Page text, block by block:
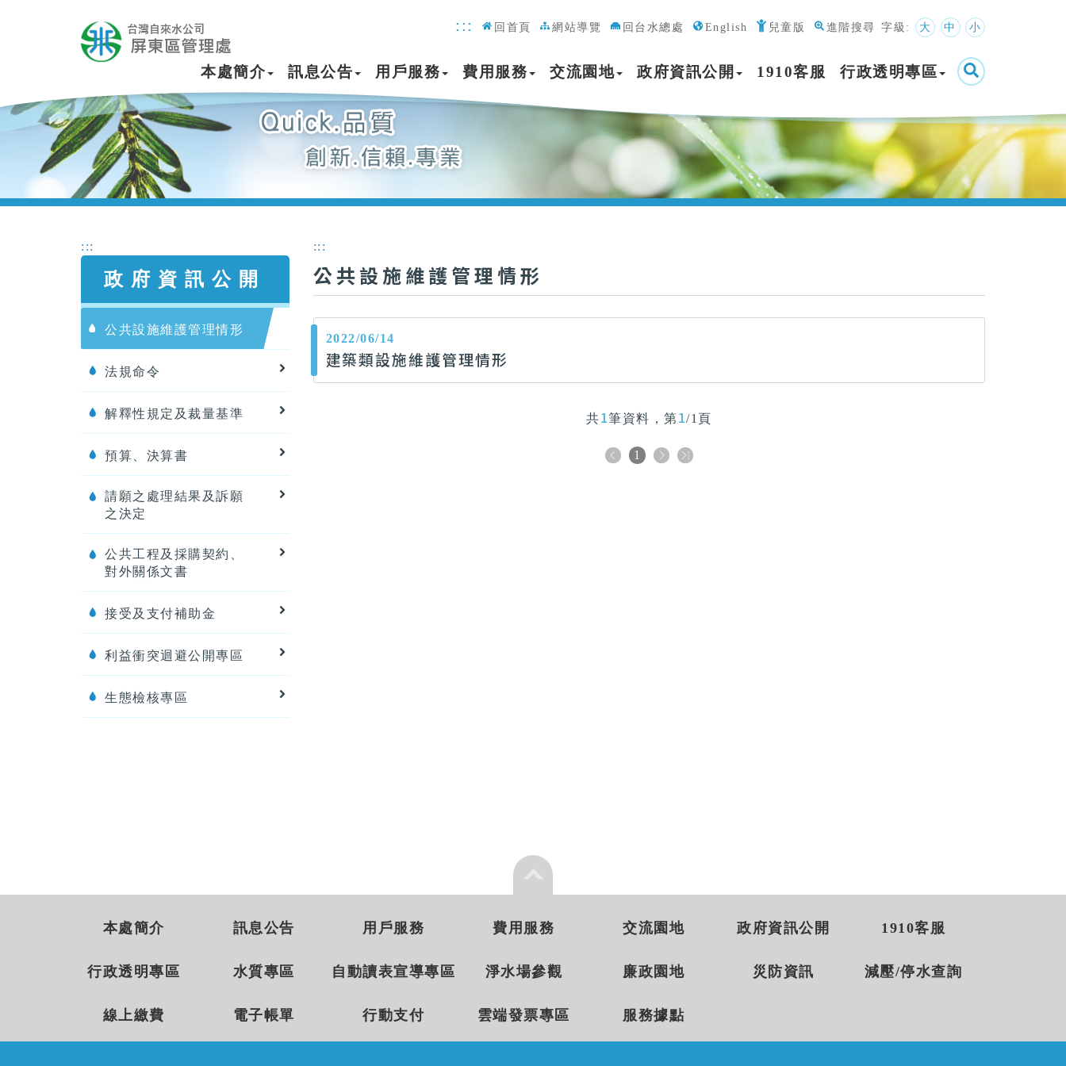
::: 回首頁 網站導覽 回台水總處 English 兒童版 進階搜尋 字級: 大 中 小
本處簡介 訊息公告 用戶服務 費用服務 交流園地 政府資訊公開 1910客服 行政透明專區
:::
政府資訊公開
公共設施維護管理情形
法規命令
解釋性規定及裁量基準
預算、決算書
請願之處理結果及訴願
之決定
公共工程及採購契約、
對外關係文書
接受及支付補助金
利益衝突迴避公開專區
生態檢核專區
:::
公共設施維護管理情形
2022/06/14
建築類設施維護管理情形
共1筆資料，第1/1頁
1
本處簡介 訊息公告 用戶服務 費用服務 交流園地 政府資訊公開 1910客服
行政透明專區 水質專區 自動讀表宣導專區 淨水場參觀 廉政園地 災防資訊 減壓/停水查詢
線上繳費 電子帳單 行動支付 雲端發票專區 服務據點